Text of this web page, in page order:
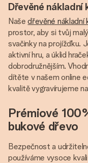
Dřevěné nákladní
Našedřevěné nákladní
prostor, aby si tvůj
svačinky na projížďku.
aktivní hru, a úklid
dobrodružnějším.
dítěte v našem online
kvalitě vygravírujeme
Prémiové
bukové dřevo
Bezpečnost a
používáme vysoce